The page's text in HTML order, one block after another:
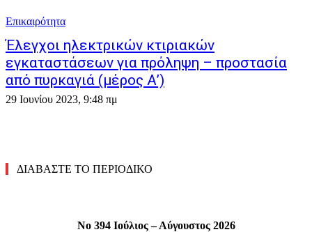
Επικαιρότητα
Έλεγχοι ηλεκτρικών κτιριακών
εγκαταστάσεων για πρόληψη – προστασία
από πυρκαγιά (μέρος Α’)
29 Ιουνίου 2023, 9:48 πμ
ΔΙΑΒΑΣΤΕ ΤΟ ΠΕΡΙΟΔΙΚΟ
No 394 Ιούλιος – Αύγουστος 2026